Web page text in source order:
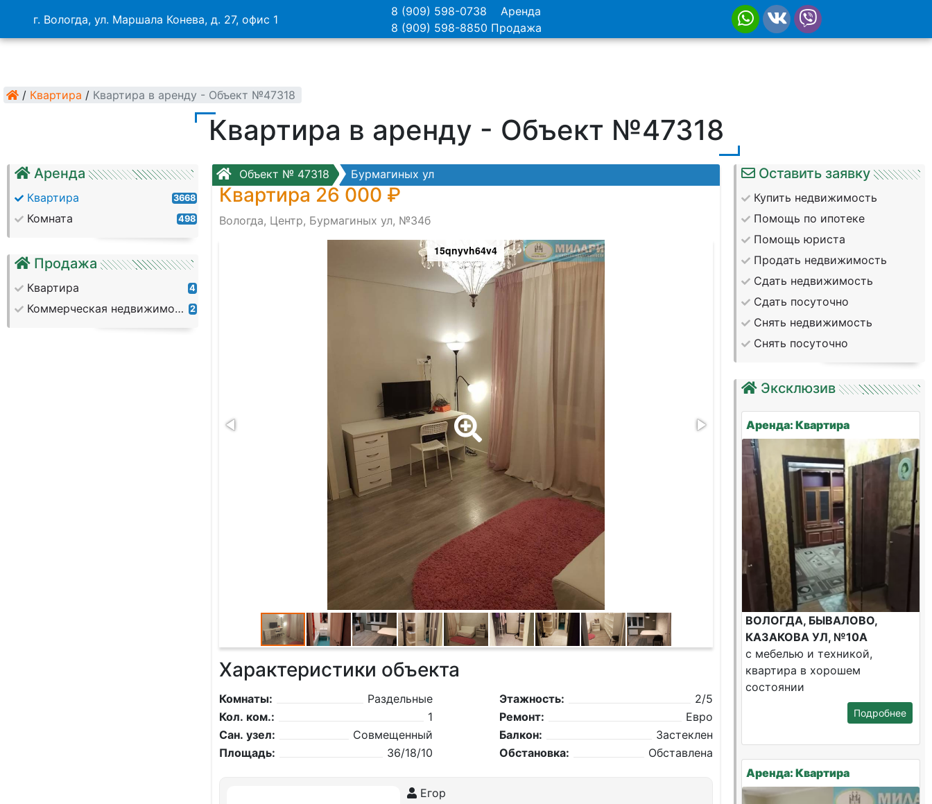
г. Вологда, ул. Маршала Конева, д. 27, офис 1
8 (909) 598-0738 Аренда
8 (909) 598-8850 Продажа
/ Квартира / Квартира в аренду - Объект №47318
Квартира в аренду - Объект №47318
Аренда
Квартира 3668
Комната 498
Продажа
Квартира 4
Коммерческая недвижимость 2
Объект № 47318 Бурмагиных ул
Квартира 26 000 ₽
Вологда, Центр, Бурмагиных ул, №34б
15qnyvh64v4
Характеристики объекта
Комнаты:
Раздельные
Кол. ком.:
1
Сан. узел:
Совмещенный
Площадь:
36/18/10
Этажность:
2/5
Ремонт:
Евро
Балкон:
Застеклен
Обстановка:
Обставлена
Егор
Оставить заявку
Купить недвижимость
Помощь по ипотеке
Помощь юриста
Продать недвижимость
Сдать недвижимость
Сдать посуточно
Снять недвижимость
Снять посуточно
Эксклюзив
Аренда: Квартира
ВОЛОГДА, БЫВАЛОВО,
КАЗАКОВА УЛ, №10А
с мебелью и техникой,
квартира в хорошем
состоянии
Подробнее
Аренда: Квартира